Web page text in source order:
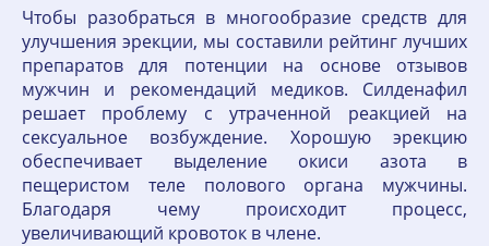
Чтобы разобраться в многообразие средств для
улучшения эрекции, мы составили рейтинг лучших
препаратов для потенции на основе отзывов
мужчин и рекомендаций медиков. Силденафил
решает проблему с утраченной реакцией на
сексуальное возбуждение. Хорошую эрекцию
обеспечивает выделение окиси азота в
пещеристом теле полового органа мужчины.
Благодаря чему происходит процесс,
увеличивающий кровоток в члене.